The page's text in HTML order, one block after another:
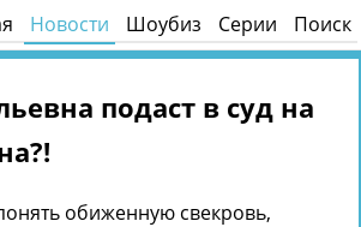
Новости Шоубиз Серии Поиск
подаст в суд на
обиженную свекровь,